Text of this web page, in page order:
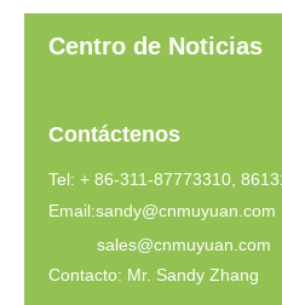
Centro de Noticias
Contáctenos
Tel: + 86-311-87773310,
Email:sandy@cnmuyuan.com
sales@cnmuyuan.com
Contacto: Mr. Sandy Zhang